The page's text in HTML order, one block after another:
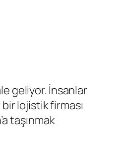
geliyor. İnsanlar
lojistik firması
taşınmak